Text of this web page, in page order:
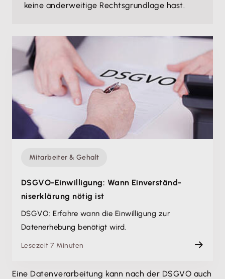
keine anderweitige Rechtsgrundlage hast.
Mitarbeiter & Gehalt
DSGVO-Einwilligung: Wann Einverständ­
niserklärung nötig ist
DSGVO: Erfahre wann die Einwilligung zur
Datenerhebung benötigt wird.
Lesezeit 7 Minuten
Eine Datenverarbeitung kann nach der DSGVO auch